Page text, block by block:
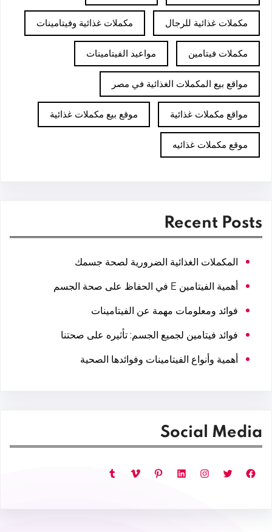
مكملات غذائية للرجال مكملات غذائية وفيتامينات
مكملات فيتامين مواعيد الفيتامينات
مواقع بيع المكملات الغذائية في مصر
مواقع مكملات غذائية موقع بيع مكملات غذائية
موقع مكملات غذائيه
Recent Posts
المكملات الغذائية الضرورية لصحة جسمك
أهمية الفيتامين E في الحفاظ على صحة الجسم
فوائد ومعلومات مهمة عن الفيتامينات
فوائد فيتامين لجميع الجسم: تأثيره على صحتنا
أهمية وأنواع الفيتامينات وفوائدها الصحية
Social Media
فيسبوك تويتر إنستجرام لينكد إن بينتريست فيميو تمبلر